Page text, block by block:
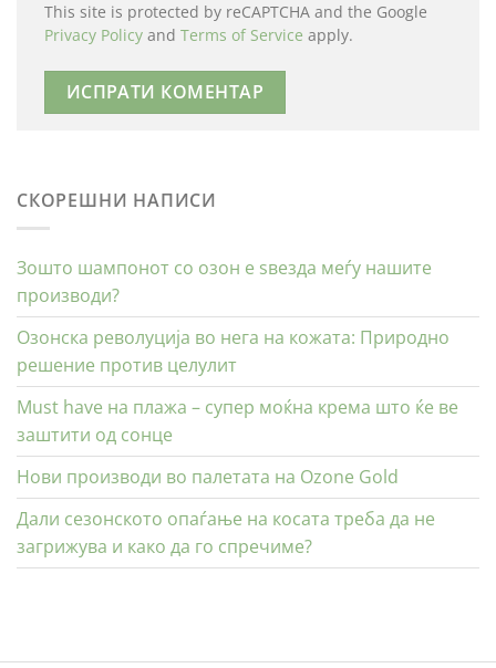
СКОРЕШНИ НАПИСИ
Зошто шампонот со озон е ѕвезда меѓу нашите
производи?
Озонска револуција во нега на кожата: Природно
решение против целулит
Must have на плажа – супер моќна крема што ќе ве
заштити од сонце
Нови производи во палетата на Ozone Gold
Дали сезонското опаѓање на косата треба да не
загрижува и како да го спречиме?
This site is protected by reCAPTCHA and the Google
Privacy Policy and Terms of Service apply.